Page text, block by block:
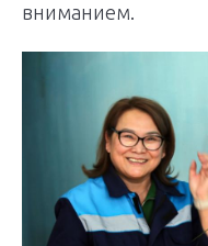
вниманием.